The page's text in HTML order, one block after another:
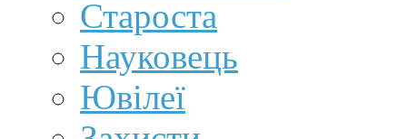
Староста
Науковець
Ювілеї